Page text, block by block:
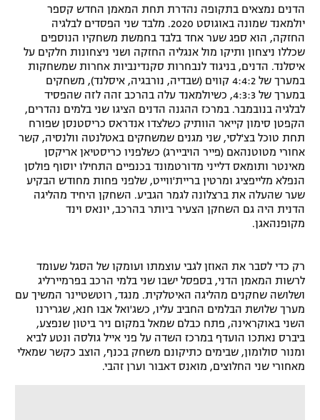
w
i
n
d
o
w
.
a
l
o
g
הדנים נמצאים בתקופה נהדרת תחת המאמן החדש קספר
יולמאנד שמונה באוגוסט 2020. מלבד שני הפסדים לבלגיה
החזקה, הוא ספג שער אחד בלבד בחמשת משחקיו הנוספים
שכללו ניצחון ותיקו מול אנגליה החזקה ושני ניצחונות חלקים על
איסלנד. הדנים, בניגוד לנבחרות סקנדינביות אחרות שמשחקות
במערך של 4:4:2 קווים (שבדיה, נורבגיה, איסלנד), משחקים
במערך של 4:3:3, כשיולמאנד עלה בהרכב זהה לזה שהפסיד
לבלגיה בנובמבר. במרכז ההגנה הדנים הציגו שני בלמים נהדרים,
הקפטן סימון קייאר הוותיק כשלצדו אנדראס כריסטנסן שפורח
תחת טוכל בצ'לסי, שני מגנים שמשחקים באטלנטה וולנסיה, קשר
אחורי מטוטנהאם (פייר הויביירג) כשלפניו כריסטיאן אריקסן
מאינטר ותומאס דלייני מדורטמונד בכנפיים התחילו יוסוף פולסן
הנפלא מלייפציג ומרטין בריית'ווייט, שלפני פחות מחודש הבקיע
שער שהעלה את ברצלונה לגמר הגביע. השחקן היחיד מהליגה
הדנית היה גם השחקן הצעיר ביותר בהרכב, יונאס וינד
מקופנהאגן.
רק כדי לסבר את האוזן לגבי עוצמתו ועומקו של הסגל שעומד
לרשות המאמן הדני, בספסל ישבו שני בלמי הרכב בפרמיירליג
ושלושה שחקנים מהליגה האיטלקית. מנגד, רוטשטיינר המשיך עם
מערך שלושת הבלמים החביב עליו, כשג'ואל אבו חנא, שגרירנו
השני באוקראינה, פתח כבלם שמאל במקום ניר ביטון שנפצע,
ביברס נאתכו הועדף במרכז השדה על פני אייל גולסה ונטע לביא
ומנור סולומון, שבימים כתיקונם משחק בכנף, הוצב כקשר שמאלי
מאחורי שני החלוצים, מואנס דאבור וערן זהבי.